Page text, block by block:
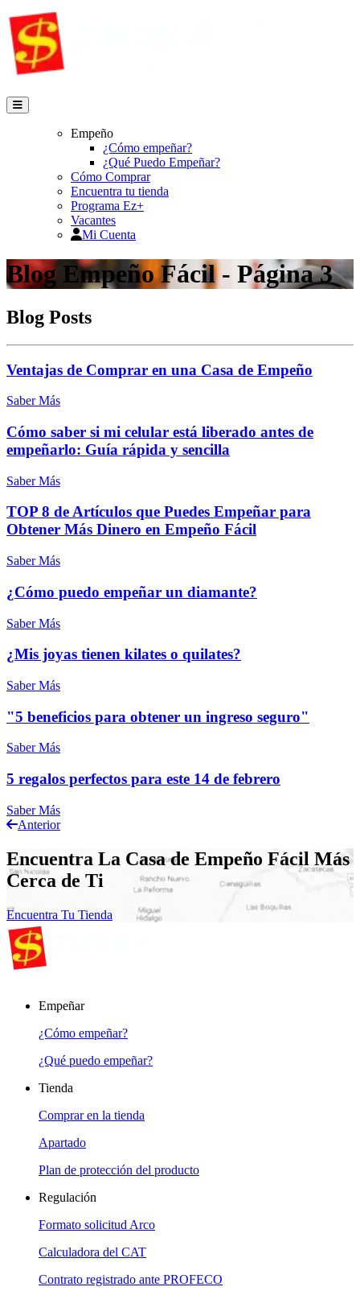
Empeño
¿Cómo empeñar?
¿Qué Puedo Empeñar?
Cómo Comprar
Encuentra tu tienda
Programa Ez+
Vacantes
Mi Cuenta
Blog Empeño Fácil - Página 3
Blog Posts
Ventajas de Comprar en una Casa de Empeño
Saber Más
Cómo saber si mi celular está liberado antes de
empeñarlo: Guía rápida y sencilla
Saber Más
TOP 8 de Artículos que Puedes Empeñar para
Obtener Más Dinero en Empeño Fácil
Saber Más
¿Cómo puedo empeñar un diamante?
Saber Más
¿Mis joyas tienen kilates o quilates?
Saber Más
"5 beneficios para obtener un ingreso seguro"
Saber Más
5 regalos perfectos para este 14 de febrero
Saber Más
Anterior
Encuentra La Casa de Empeño Fácil Más
Cerca de Ti
Encuentra Tu Tienda
Empeñar
¿Cómo empeñar?
¿Qué puedo empeñar?
Tienda
Comprar en la tienda
Apartado
Plan de protección del producto
Regulación
Formato solicitud Arco
Calculadora del CAT
Contrato registrado ante PROFECO